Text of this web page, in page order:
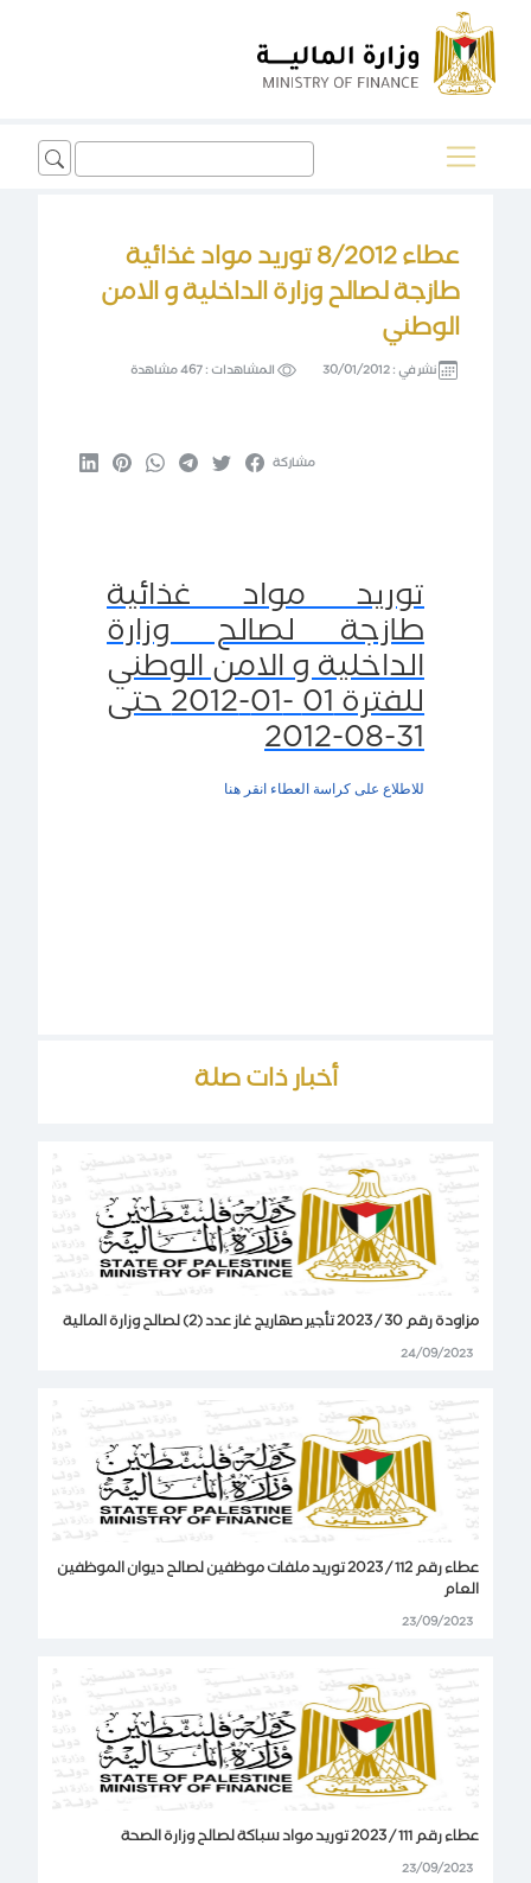
Search
for:
عطاء 8/2012 توريد مواد غذائية
طازجة لصالح وزارة الداخلية و الامن
الوطني
نشر في :30/01/2012 المشاهدات :467 مشاهدة
مشاركة
توريد مواد غذائية
طازجة لصالح وزارة
الداخلية و الامن الوطني
للفترة 01 -01-2012 حتى
31-08-2012
للاطلاع على كراسة العطاء انقر هنا
أخبار ذات صلة
مزاودة رقم 30 / 2023 تأجير صهاريج غاز عدد (2) لصالح وزارة المالية
24/09/2023
عطاء رقم 112 / 2023 توريد ملفات موظفين لصالح ديوان الموظفين
العام
23/09/2023
عطاء رقم 111 / 2023 توريد مواد سباكة لصالح وزارة الصحة
23/09/2023